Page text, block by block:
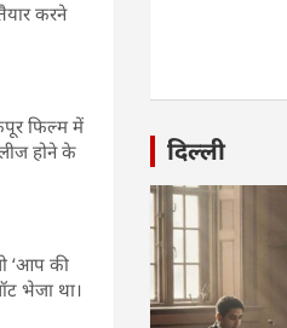
करने
फिल्म में
होने के
‘आप की
भेजा था।
दिल्ली